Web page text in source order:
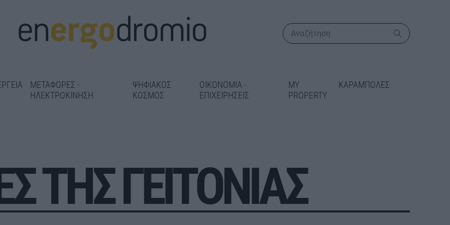
ΜΕΤΑΦΟΡΕΣ -
ΗΛΕΚΤΡΟΚΙΝΗΣΗ
ΨΗΦΙΑΚΟΣ
ΚΟΣΜΟΣ
ΟΙΚΟΝΟΜΙΑ -
ΕΠΙΧΕΙΡΗΣΕΙΣ
MY
PROPERTY
ΚΑΡΑΜΠΟΛΕΣ
το Φράγμα
ο
εκατ.
Νέα άσφαλτος σε δρόμους
του Πειραιά – Πού «τρέχουν»
οι παρεμβάσεις των 2 εκατ.
Ολοκληρώνεται η
περιβαλλοντική αδειοδότηση
για την Πανεπιστημιούπολη
ΤΗΣ ΓΕΙΤΟΝΙΑΣ